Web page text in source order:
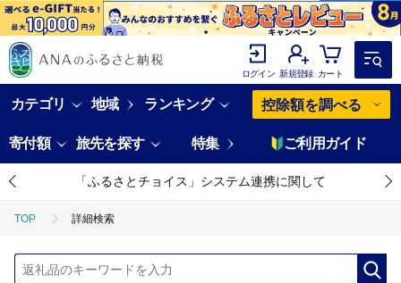
ログイン 新規登録 カート
カテゴリ 地域 ランキング 控除額を調べる
寄付額 旅先を探す 特集 ご利用ガイド
「ふるさとチョイス」システム連携に関して
TOP 詳細検索